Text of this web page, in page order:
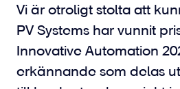
Vi är otroligt stolta att
PV Systems har vunnit
Innovative Automation
erkännande som delas